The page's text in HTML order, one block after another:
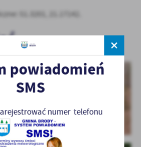
51.3201, 21.17142.
powiadomień
SMS
numer telefonu